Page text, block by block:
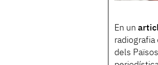
En un
radiografia
dels